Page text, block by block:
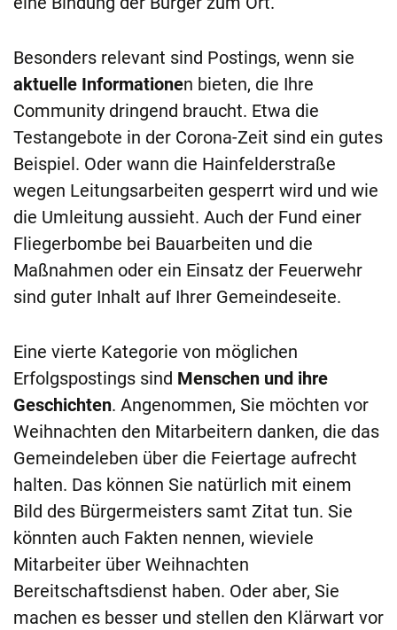
Besonders relevant sind Postings, wenn sie
aktuelle Informationen bieten, die Ihre
Community dringend braucht. Etwa die
Testangebote in der Corona-Zeit sind ein gutes
Beispiel. Oder wann die Hainfelderstraße
wegen Leitungsarbeiten gesperrt wird und wie
die Umleitung aussieht. Auch der Fund einer
Fliegerbombe bei Bauarbeiten und die
Maßnahmen oder ein Einsatz der Feuerwehr
sind guter Inhalt auf Ihrer Gemeindeseite.
Eine vierte Kategorie von möglichen
Erfolgspostings sind Menschen und ihre
Geschichten. Angenommen, Sie möchten vor
Weihnachten den Mitarbeitern danken, die das
Gemeindeleben über die Feiertage aufrecht
halten. Das können Sie natürlich mit einem
Bild des Bürgermeisters samt Zitat tun. Sie
könnten auch Fakten nennen, wieviele
Mitarbeiter über Weihnachten
Bereitschaftsdienst haben. Oder aber, Sie
machen es besser und stellen den Klärwart vor